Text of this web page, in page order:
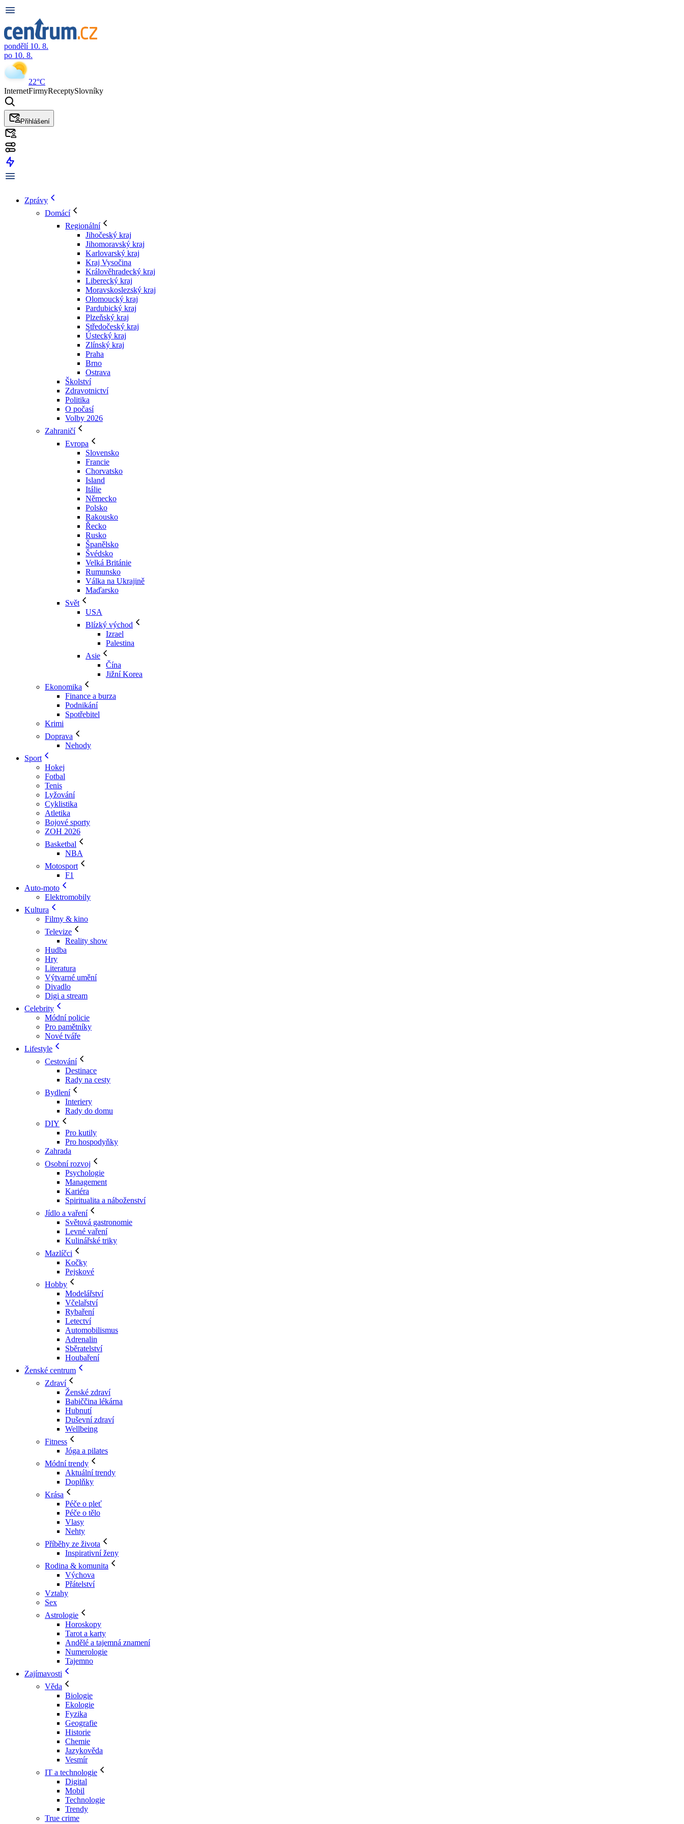
pondělí 10. 8.
po 10. 8.
22°C
InternetFirmyReceptySlovníky
Přihlášení
Zprávy
Domácí
Regionální
Jihočeský kraj
Jihomoravský kraj
Karlovarský kraj
Kraj Vysočina
Králověhradecký kraj
Liberecký kraj
Moravskoslezský kraj
Olomoucký kraj
Pardubický kraj
Plzeňský kraj
Středočeský kraj
Ústecký kraj
Zlínský kraj
Praha
Brno
Ostrava
Školství
Zdravotnictví
Politika
O počasí
Volby 2026
Zahraničí
Evropa
Slovensko
Francie
Chorvatsko
Island
Itálie
Německo
Polsko
Rakousko
Řecko
Rusko
Španělsko
Švédsko
Velká Británie
Rumunsko
Válka na Ukrajině
Maďarsko
Svět
USA
Blízký východ
Izrael
Palestina
Asie
Čína
Jižní Korea
Ekonomika
Finance a burza
Podnikání
Spotřebitel
Krimi
Doprava
Nehody
Sport
Hokej
Fotbal
Tenis
Lyžování
Cyklistika
Atletika
Bojové sporty
ZOH 2026
Basketbal
NBA
Motosport
F1
Auto-moto
Elektromobily
Kultura
Filmy & kino
Televize
Reality show
Hudba
Hry
Literatura
Výtvarné umění
Divadlo
Digi a stream
Celebrity
Módní policie
Pro pamětníky
Nové tváře
Lifestyle
Cestování
Destinace
Rady na cesty
Bydlení
Interiery
Rady do domu
DIY
Pro kutily
Pro hospodyňky
Zahrada
Osobní rozvoj
Psychologie
Management
Kariéra
Spiritualita a náboženství
Jídlo a vaření
Světová gastronomie
Levné vaření
Kulinářské triky
Mazlíčci
Kočky
Pejskové
Hobby
Modelářství
Včelařství
Rybaření
Letectví
Automobilismus
Adrenalin
Sběratelství
Houbaření
Ženské centrum
Zdraví
Ženské zdraví
Babiččina lékárna
Hubnutí
Duševní zdraví
Wellbeing
Fitness
Jóga a pilates
Módní trendy
Aktuální trendy
Doplňky
Krása
Péče o pleť
Péče o tělo
Vlasy
Nehty
Příběhy ze života
Inspirativní ženy
Rodina & komunita
Výchova
Přátelství
Vztahy
Sex
Astrologie
Horoskopy
Tarot a karty
Andělé a tajemná znamení
Numerologie
Tajemno
Zajímavosti
Věda
Biologie
Ekologie
Fyzika
Geografie
Historie
Chemie
Jazykověda
Vesmír
IT a technologie
Digital
Mobil
Technologie
Trendy
True crime